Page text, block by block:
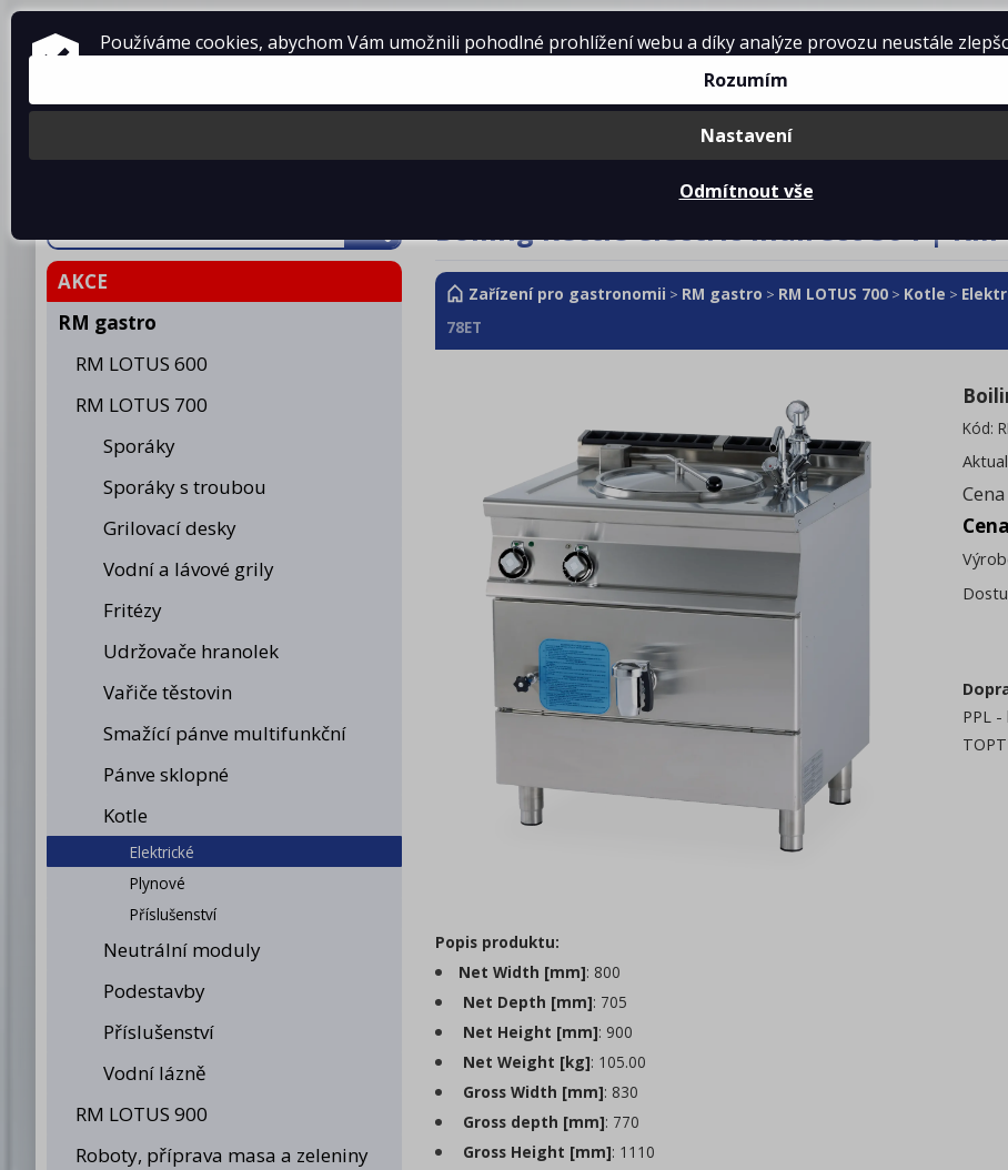
ZAŘÍZENÍ PRO GASTRONOMII
Produkty O firmě Projekty kuchyní Reference Ke
AKCE
RM gastro
RM LOTUS 600
RM LOTUS 700
Sporáky
Sporáky s troubou
Grilovací desky
Vodní a lávové grily
Fritézy
Udržovače hranolek
Vařiče těstovin
Smažící pánve multifunkční
Pánve sklopné
Kotle
Elektrické
Plynové
Příslušenství
Neutrální moduly
Podestavby
Příslušenství
Vodní lázně
RM LOTUS 900
Roboty, příprava masa a zeleniny
Boiling kettle electric indirect 50 l | RM -
Zařízení pro gastronomii > RM gastro > RM LOTUS 700 > Kotle >
78ET
Kód:
PPL -
Popis produktu:
Net Width [mm]: 800
Net Depth [mm]: 705
Net Height [mm]: 900
Net Weight [kg]: 105.00
Gross Width [mm]: 830
Gross depth [mm]: 770
Gross Height [mm]: 1110
Používáme cookies, abychom Vám umožnili pohodlné prohlížení webu a díky analýze provozu neustále
Rozumím
Nastavení
Odmítnout vše